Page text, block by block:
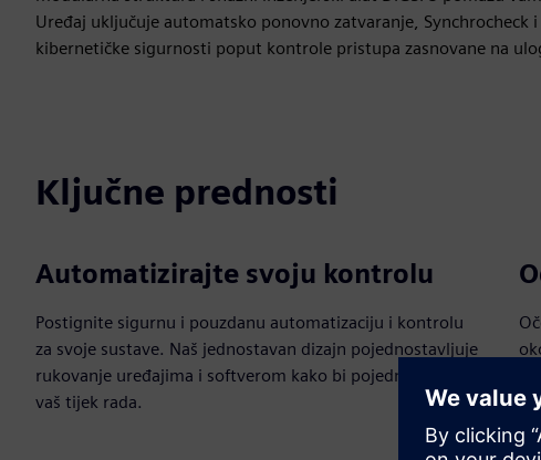
Uređaj uključuje automatsko ponovno zatvaranje,
kibernetičke sigurnosti poput kontrole pristupa zasnovane na
Ključne prednosti
Automatizirajte svoju kontrolu
Postignite sigurnu i pouzdanu automatizaciju i kontrolu
za svoje sustave. Naš jednostavan dizajn pojednostavljuje
rukovanje uređajima i softverom kako bi pojednostavio
vaš tijek rada.